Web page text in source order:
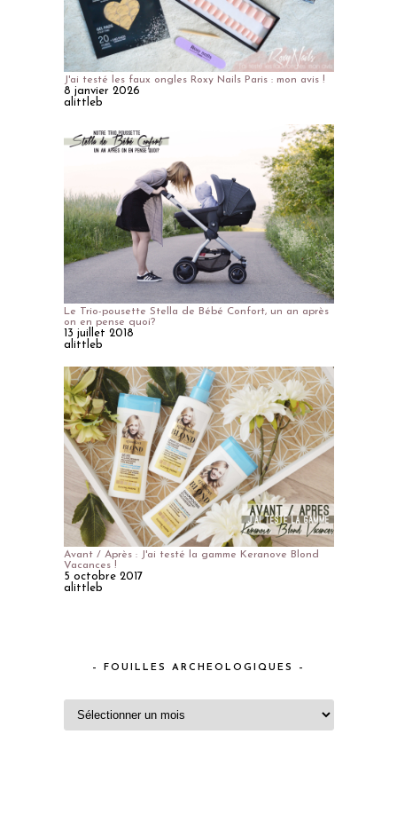
J'ai testé les faux ongles Roxy Nails Paris : mon avis !
8 janvier 2026
alittleb
Le Trio-pousette Stella de Bébé Confort, un an après
on en pense quoi?
13 juillet 2018
alittleb
Avant / Après : J'ai testé la gamme Keranove Blond
Vacances !
5 octobre 2017
alittleb
– FOUILLES ARCHEOLOGIQUES –